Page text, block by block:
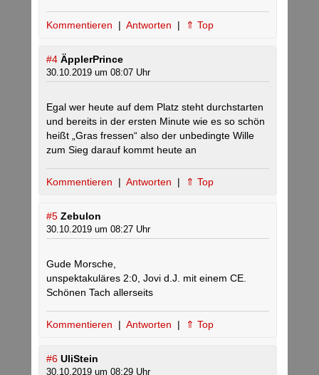
Kommentieren | Antworten | ⇑ Top
#4 ÄpplerPrince
30.10.2019 um 08:07 Uhr
Egal wer heute auf dem Platz steht durchstarten
und bereits in der ersten Minute wie es so schön
heißt „Gras fressen“ also der unbedingte Wille
zum Sieg darauf kommt heute an
Kommentieren | Antworten | ⇑ Top
#5 Zebulon
30.10.2019 um 08:27 Uhr
Gude Morsche,
unspektakuläres 2:0, Jovi d.J. mit einem CE.
Schönen Tach allerseits
Kommentieren | Antworten | ⇑ Top
#6 UliStein
30.10.2019 um 08:29 Uhr